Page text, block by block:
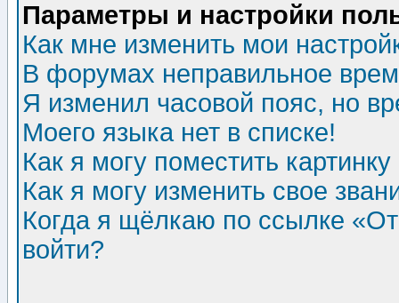
Параметры и настройки
Как мне изменить мои
В форумах неправильное
Я изменил часовой пояс, но
Моего языка нет в списке!
Как я могу поместить
Как я могу изменить свое
Когда я щёлкаю по ссылке
войти?